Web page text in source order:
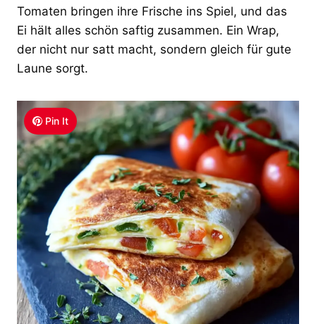
Tomaten bringen ihre Frische ins Spiel, und das
Ei hält alles schön saftig zusammen. Ein Wrap,
der nicht nur satt macht, sondern gleich für gute
Laune sorgt.
Pin It